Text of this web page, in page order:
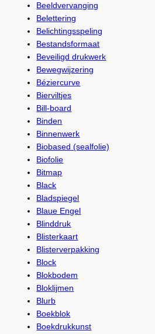
Beeldvervanging
Belettering
Belichtingsspeling
Bestandsformaat
Beveiligd drukwerk
Bewegwijzering
Béziercurve
Bierviltjes
Bill-board
Binden
Binnenwerk
Biobased (sealfolie)
Biofolie
Bitmap
Black
Bladspiegel
Blaue Engel
Blinddruk
Blisterkaart
Blisterverpakking
Block
Blokbodem
Bloklijmen
Blurb
Boekblok
Boekdrukkunst